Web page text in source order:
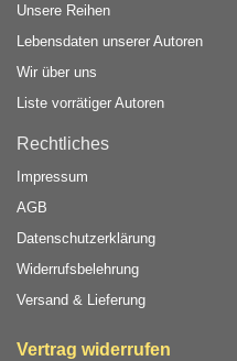
Unsere Reihen
Lebensdaten unserer Autoren
Wir über uns
Liste vorrätiger Autoren
Rechtliches
Impressum
AGB
Datenschutzerklärung
Widerrufsbelehrung
Versand & Lieferung
Vertrag widerrufen